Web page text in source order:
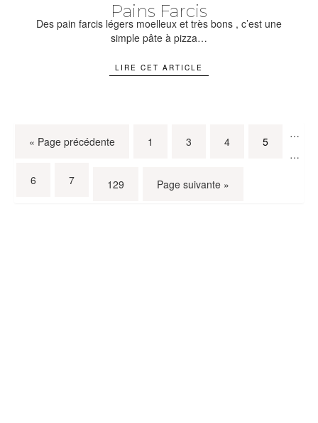
Pains Farcis
Des pain farcis légers moelleux et très bons , c’est une
simple pâte à pizza…
LIRE CET ARTICLE
« Page précédente 1
…
3 4 5
6 7
…
129 Page suivante »